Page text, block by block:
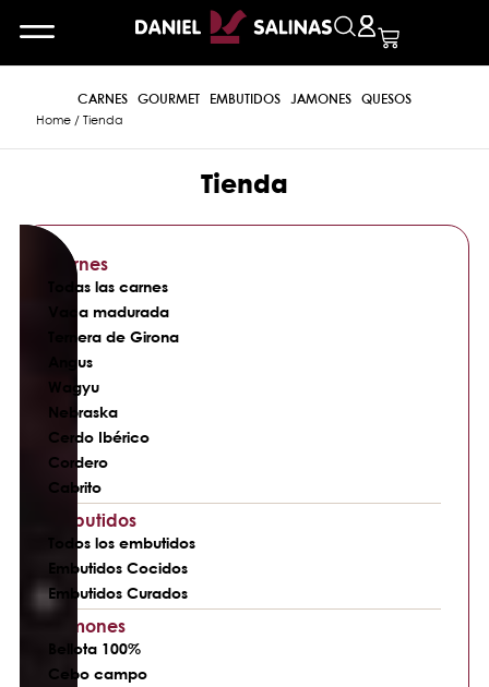
CARNES GOURMET EMBUTIDOS JAMONES QUESOS
Home/ Tienda
Tienda
Carnes
Todas las carnes
Vaca madurada
Ternera de Girona
Angus
Wagyu
Nebraska
Cerdo Ibérico
Cordero
Cabrito
Embutidos
Todos los embutidos
Embutidos Cocidos
Embutidos Curados
Jamones
Bellota 100%
Cebo campo